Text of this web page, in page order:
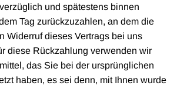
und spätestens binnen
Tag zurückzuzahlen, an dem die
Widerruf dieses Vertrags bei uns
diese Rückzahlung verwenden wir
das Sie bei der ursprünglichen
haben, es sei denn, mit Ihnen wurde